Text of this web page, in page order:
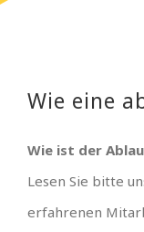
Wie eine
Wie ist der
Lesen Sie bitte
erfahrenen